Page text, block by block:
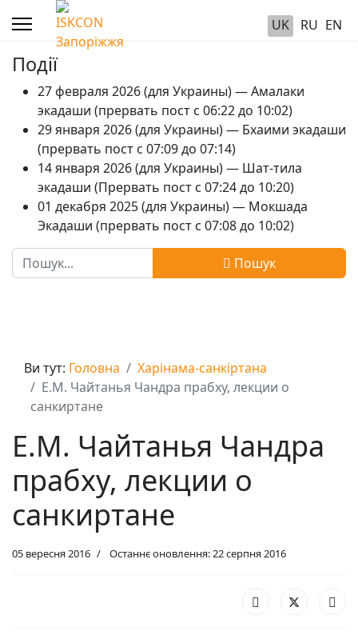
UK RU EN
Події
27 февраля 2026 (для Украины) — Амалаки
экадаши (прервать пост с 06:22 до 10:02)
29 января 2026 (для Украины) — Бхаими экадаши
(прервать пост с 07:09 до 07:14)
14 января 2026 (для Украины) — Шат-тила
экадаши (Прервать пост с 07:24 до 10:20)
01 декабря 2025 (для Украины) — Мокшада
Экадаши (прервать пост с 07:08 до 10:02)
Пошук
Пошук
Ви тут: Головна
Харінама-санкіртана
Е.М. Чайтанья Чандра прабху, лекции о
санкиртане
Е.М. Чайтанья Чандра
прабху, лекции о
санкиртане
05 вересня 2016 Останнє оновлення: 22 серпня 2016